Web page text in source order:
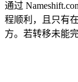
通过
程顺利，且只有
方。若转移未能